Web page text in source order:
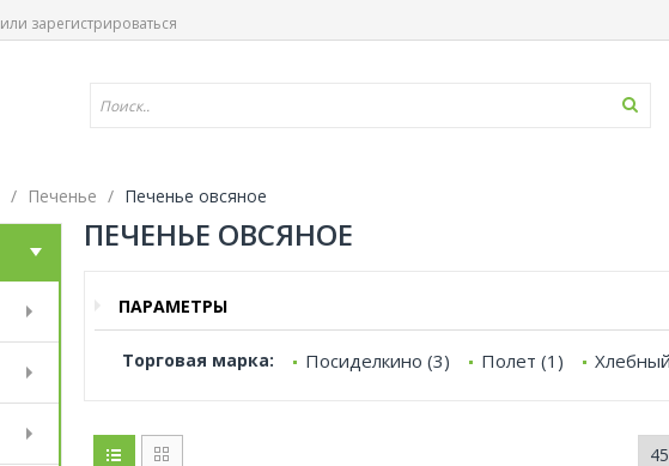
или зарегистрироваться
Печенье Печенье овсяное
ПЕЧЕНЬЕ ОВСЯНОЕ
ПАРАМЕТРЫ
Торговая марка: Посиделкино (3) Полет (1)